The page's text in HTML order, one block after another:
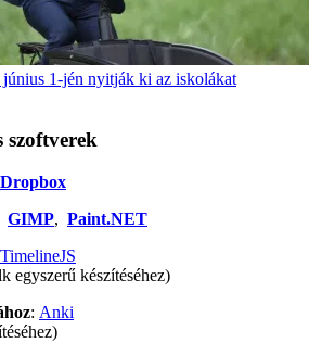
1-jén nyitják ki az iskolákat
szoftverek
Dropbox
GIMP, Paint.NET
TimelineJS
egyszerű készítéséhez)
: Anki